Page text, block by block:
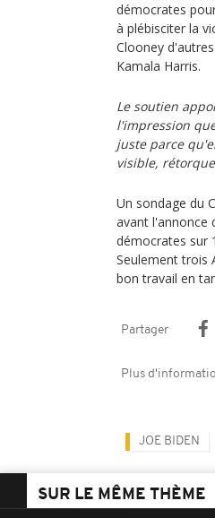
démocrates
à plébisciter la
Clooney
Kamala Harris.
Le soutien
l'impression
juste parce
visible,
Un sondage du
avant l'annonce
démocrates sur
Seulement trois
bon travail en
Partager
Plus
JOE BIDEN
SUR LE MÊME THÈME